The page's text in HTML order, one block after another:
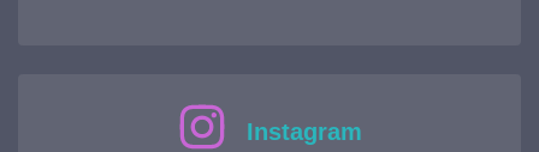
Instagram